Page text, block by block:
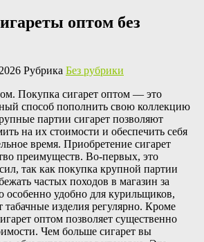
оптом без
Рубрика Без рубрики
Пoкупкa сигарет оптом — это
способ пополнить свою коллекцию
партии сигарет позволяют
на их стоимости и обеспечить себя
время. Приобретение сигарет
преимуществ. Во-первых, это
так как покупка крупной партии
частых походов в магазин за
особенно удобно для курильщиков,
табачные изделия регулярно. Кроме
оптом позволяет существенно
Чем больше сигарет вы